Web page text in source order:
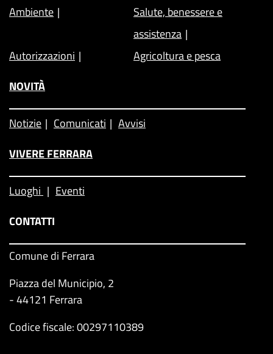
Ambiente
Salute, benessere e
assistenza
Autorizzazioni
Agricoltura e pesca
NOVITÀ
Notizie Comunicati
Avvisi
VIVERE FERRARA
Luoghi
Eventi
CONTATTI
Comune di Ferrara
Piazza del Municipio, 2
- 44121 Ferrara
Codice fiscale: 00297110389